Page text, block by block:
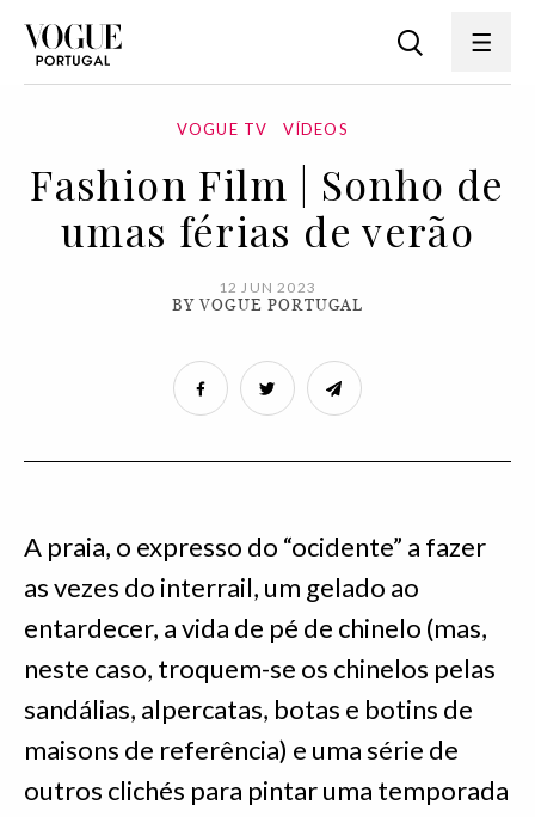
VOGUE TV VÍDEOS
Fashion Film | Sonho de
umas férias de verão
12 JUN 2023
BY VOGUE PORTUGAL
A praia, o expresso do “ocidente” a fazer
as vezes do interrail, um gelado ao
entardecer, a vida de pé de chinelo (mas,
neste caso, troquem-se os chinelos pelas
sandálias, alpercatas, botas e botins de
maisons de referência) e uma série de
outros clichés para pintar uma temporada